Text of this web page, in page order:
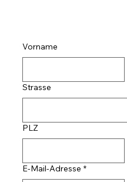
Vorname
Strasse
PLZ
E-Mail-Adresse *